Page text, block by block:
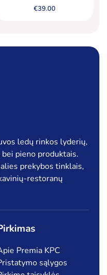
€39.00
ledų rinkos lyderių,
pieno produktais.
prekybos tinklais,
restoranų
Premia KPC
sąlygos